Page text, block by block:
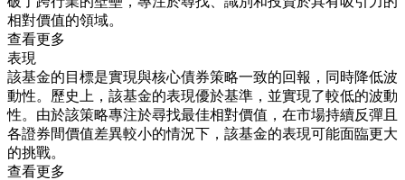
相對價值的領域。
查看更多
表現
該基金的目標是實現與核心債券策略一致的回報，同時降低波
動性。歷史上，該基金的表現優於基準，並實現了較低的波動
性。由於該策略專注於尋找最佳相對價值，在市場持續反彈且
各證券間價值差異較小的情況下，該基金的表現可能面臨更大
的挑戰。
查看更多